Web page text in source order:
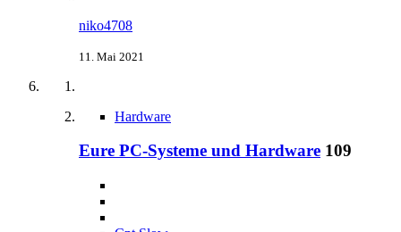
niko4708
11. Mai 2021
Hardware
Eure PC-Systeme und Hardware 109